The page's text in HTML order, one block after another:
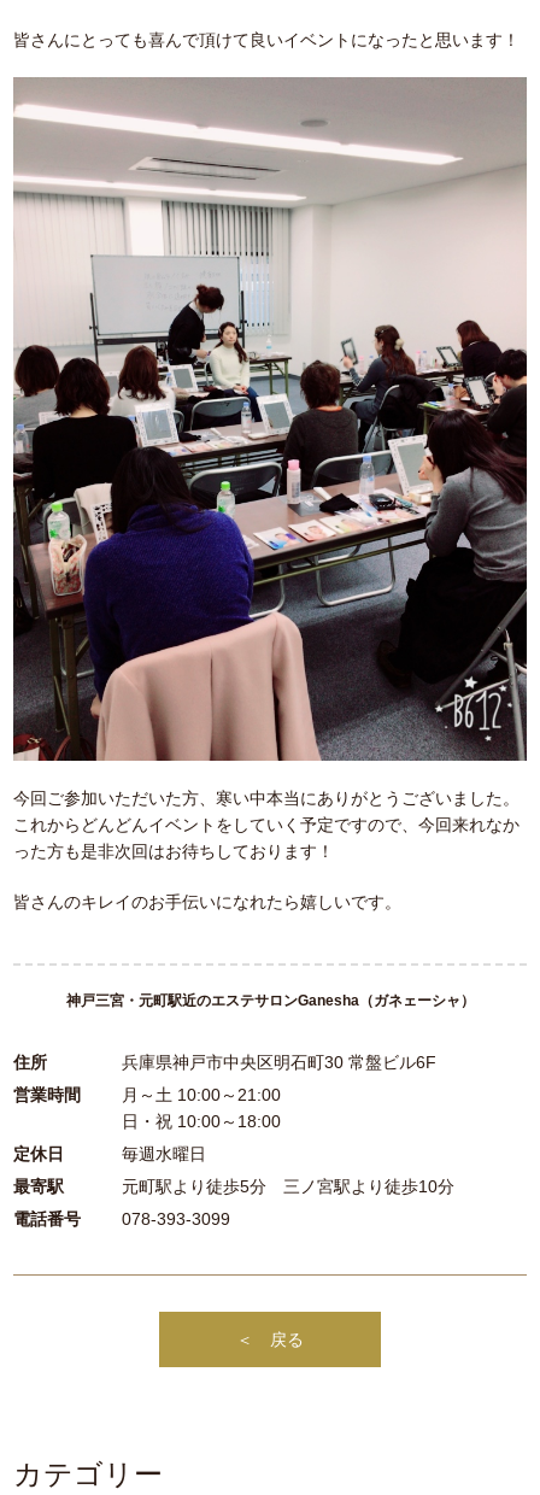
皆さんにとっても喜んで頂けて良いイベントになったと思います！
今回ご参加いただいた方、寒い中本当にありがとうございました。
これからどんどんイベントをしていく予定ですので、今回来れなか
った方も是非次回はお待ちしております！
皆さんのキレイのお手伝いになれたら嬉しいです。
神戸三宮・元町駅近のエステサロンGanesha（ガネェーシャ）
住所
兵庫県神戸市中央区明石町30 常盤ビル6F
営業時間
月～土 10:00～21:00
日・祝 10:00～18:00
定休日
毎週水曜日
最寄駅
元町駅より徒歩5分 三ノ宮駅より徒歩10分
電話番号
078-393-3099
＜ 戻る
カテゴリー